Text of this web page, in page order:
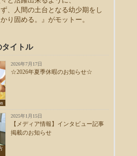
ず、人間の土台となる幼少期をし
り固める。』がモットー。
タイトル
2026年7月17日
☆2026年夏季休暇のお知らせ☆
2025年1月15日
【メディア情報】インタビュー記事
掲載のお知らせ